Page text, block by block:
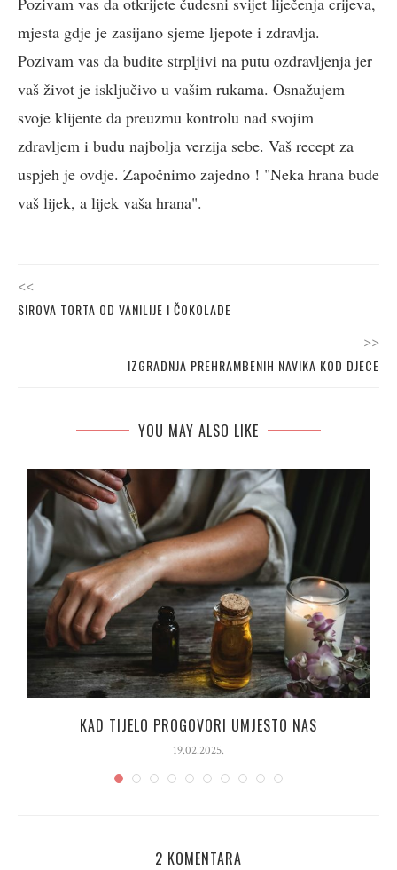
mjesta gdje je zasijano sjeme ljepote i zdravlja.
Pozivam vas da budite strpljivi na putu ozdravljenja jer
vaš život je isključivo u vašim rukama. Osnažujem
svoje klijente da preuzmu kontrolu nad svojim
zdravljem i budu najbolja verzija sebe. Vaš recept za
uspjeh je ovdje. Započnimo zajedno ! "Neka hrana bude
vaš lijek, a lijek vaša hrana".
<<
SIROVA TORTA OD VANILIJE I ČOKOLADE
>>
IZGRADNJA PREHRAMBENIH NAVIKA KOD DJECE
YOU MAY ALSO LIKE
KAD TIJELO PROGOVORI UMJESTO NAS
19.02.2025.
2 KOMENTARA